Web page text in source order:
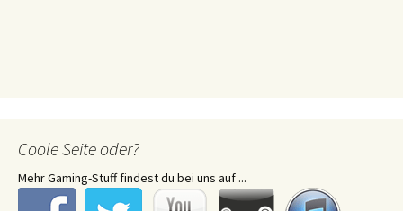
Coole Seite oder?
Mehr Gaming-Stuff findest du bei uns auf ...